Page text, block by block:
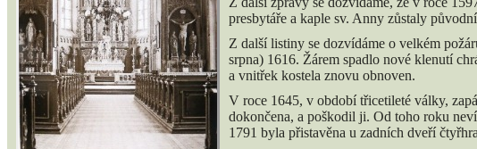
presbytáře a kaple sv. Anny zůstaly
Z další listiny se dozvídáme o velkém
srpna) 1616. Žárem spadlo nové klenutí
a vnitřek kostela znovu obnoven.
V roce 1645, v období třicetileté války,
dokončena, a poškodil ji. Od toho roku
1791 byla přistavěna u zadních dveří